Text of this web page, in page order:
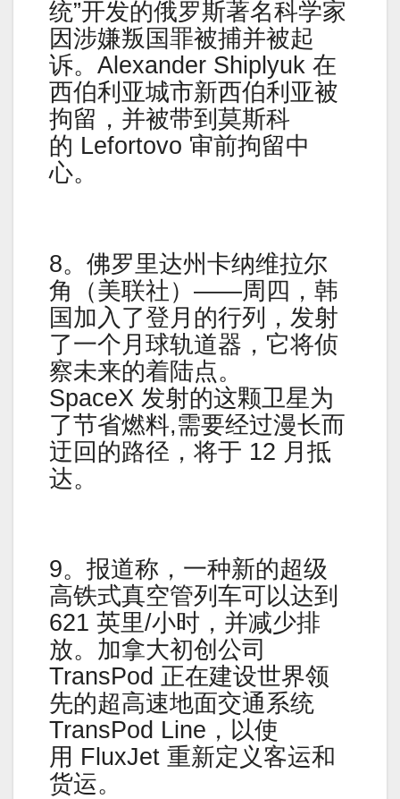
统”开发的俄罗斯著名科学家
因涉嫌叛国罪被捕并被起
诉。Alexander Shiplyuk 在
西伯利亚城市新西伯利亚被
拘留，并被带到莫斯科
的 Lefortovo 审前拘留中
心。
8。佛罗里达州卡纳维拉尔
角（美联社）——周四，韩
国加入了登月的行列，发射
了一个月球轨道器，它将侦
察未来的着陆点。
SpaceX 发射的这颗卫星为
了节省燃料,需要经过漫长而
迂回的路径，将于 12 月抵
达。
9。报道称，一种新的超级
高铁式真空管列车可以达到
621 英里/小时，并减少排
放。加拿大初创公司
TransPod 正在建设世界领
先的超高速地面交通系统
TransPod Line，以使
用 FluxJet 重新定义客运和
货运。